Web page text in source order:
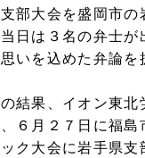
部大会を盛岡市の
日は３名の弁士が
いを込めた弁論を
結果、イオン東北
６月２７日に福島
ク大会に岩手県支